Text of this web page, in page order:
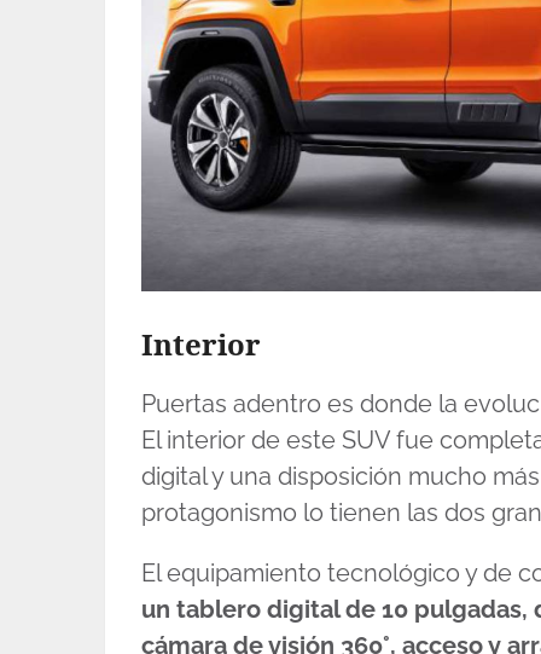
Interior
Puertas adentro es donde la
El interior de este SUV fue
digital y una disposición mucho
protagonismo lo tienen las dos
El equipamiento tecnológico y de
un tablero digital de 10
cámara de visión 360°, acceso y